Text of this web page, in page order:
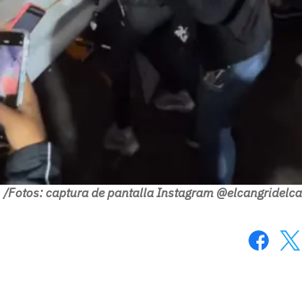
/Fotos: captura de pantalla Instagram